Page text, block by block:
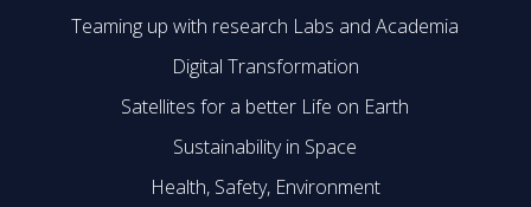
Teaming up with research Labs and Academia
Digital Transformation
Satellites for a better Life on Earth
Sustainability in Space
Health, Safety, Environment